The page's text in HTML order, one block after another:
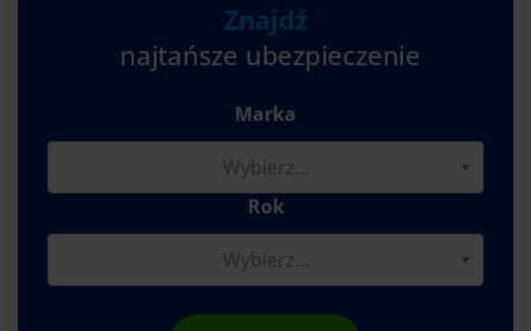
Znajdź
najtańsze ubezpieczenie
Marka
Rok